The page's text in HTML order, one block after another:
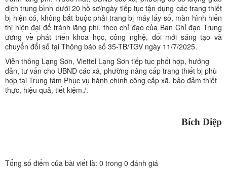
dịch trung bình dưới 20 hồ sơ/ngày tiếp tục tận dụng các trang thiết
bị hiện có, không bắt buộc phải trang bị máy lấy số, màn hình hiển
thị hiện đại để tránh lãng phí, theo chỉ đạo của Ban Chỉ đạo Trung
ương về phát triển khoa học, công nghệ, đổi mới sáng tạo và
chuyển đổi số tại Thông báo số 35-TB/TGV ngày 11/7/2025.
Viễn thông Lạng Sơn, Viettel Lạng Sơn tiếp tục phối hợp, hướng
dẫn, tư vấn cho UBND các xã, phường nâng cấp trang thiết bị phù
hợp tại Trung tâm Phục vụ hành chính công cấp xã, bảo đảm thiết
thực, hiệu quả, tiết kiệm./.
Bích Diệp
Tổng số điểm của bài viết là: 0 trong 0 đánh giá